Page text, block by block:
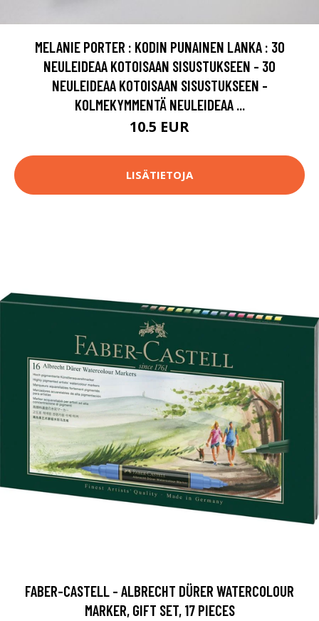
MELANIE PORTER : KODIN PUNAINEN LANKA : 30
NEULEIDEAA KOTOISAAN SISUSTUKSEEN - 30
NEULEIDEAA KOTOISAAN SISUSTUKSEEN -
KOLMEKYMMENTÄ NEULEIDEAA ...
10.5 EUR
LISÄTIETOJA
FABER-CASTELL - ALBRECHT DÜRER WATERCOLOUR
MARKER, GIFT SET, 17 PIECES